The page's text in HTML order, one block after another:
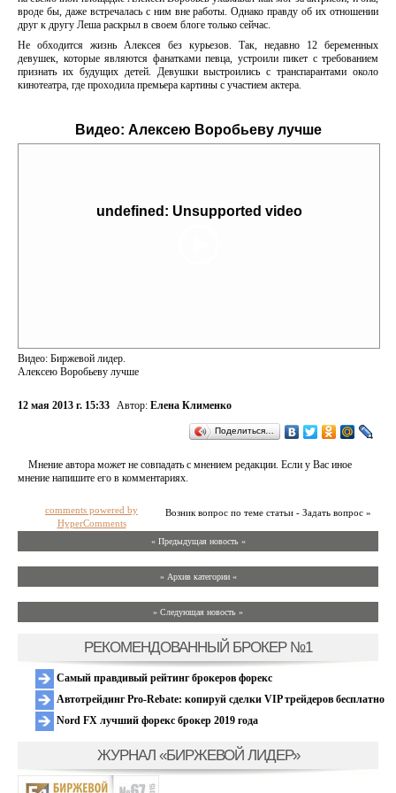
вроде бы, даже встречалась с ним вне работы. Однако правду об их отношении
друг к другу Леша раскрыл в своем блоге только сейчас.
Не обходится жизнь Алексея без курьезов. Так, недавно 12 беременных
девушек, которые являются фанатками певца, устроили пикет с требованием
признать их будущих детей. Девушки выстроились с транспарантами около
кинотеатра, где проходила премьера картины с участием актера.
Видео: Алексею Воробьеву лучше
undefined: Unsupported video
Видео: Биржевой лидер.
Алексею Воробьеву лучше
12 мая 2013 г. 15:33 Автор: Елена Клименко
Поделиться…
Мнение автора может не совпадать с мнением редакции. Если у Вас иное
мнение напишите его в комментариях.
Возник вопрос по теме статьи - Задать вопрос »
comments powered by
HyperComments
« Предыдущая новость «
» Архив категории «
» Следующая новость »
РЕКОМЕНДОВАННЫЙ БРОКЕР №1
Самый правдивый рейтинг брокеров форекс
Автотрейдинг Pro-Rebate: копируй сделки VIP трейдеров бесплатно
Nord FX лучший форекс брокер 2019 года
ЖУРНАЛ «БИРЖЕВОЙ ЛИДЕР»